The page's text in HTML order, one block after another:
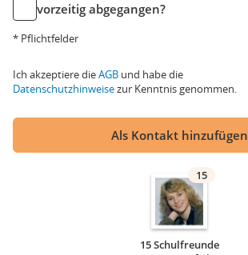
vorzeitig abgegangen?
* Pflichtfelder
Ich akzeptiere dieAGB und habe die
Datenschutzhinweisezur Kenntnis genommen.
Als Kontakt hinzufügen
15
15 Schulfreunde